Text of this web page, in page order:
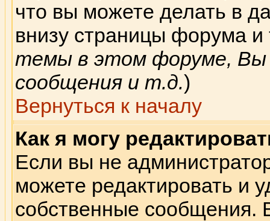
что вы можете делать в
внизу страницы форума
темы в этом форуме,
сообщения и т.д.)
Вернуться к началу
Как я могу
Если вы не
можете редактировать и
собственные сообщения.